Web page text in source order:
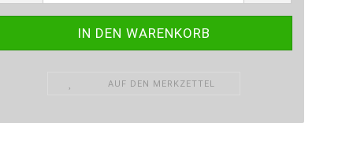
AUF DEN MERKZETTEL